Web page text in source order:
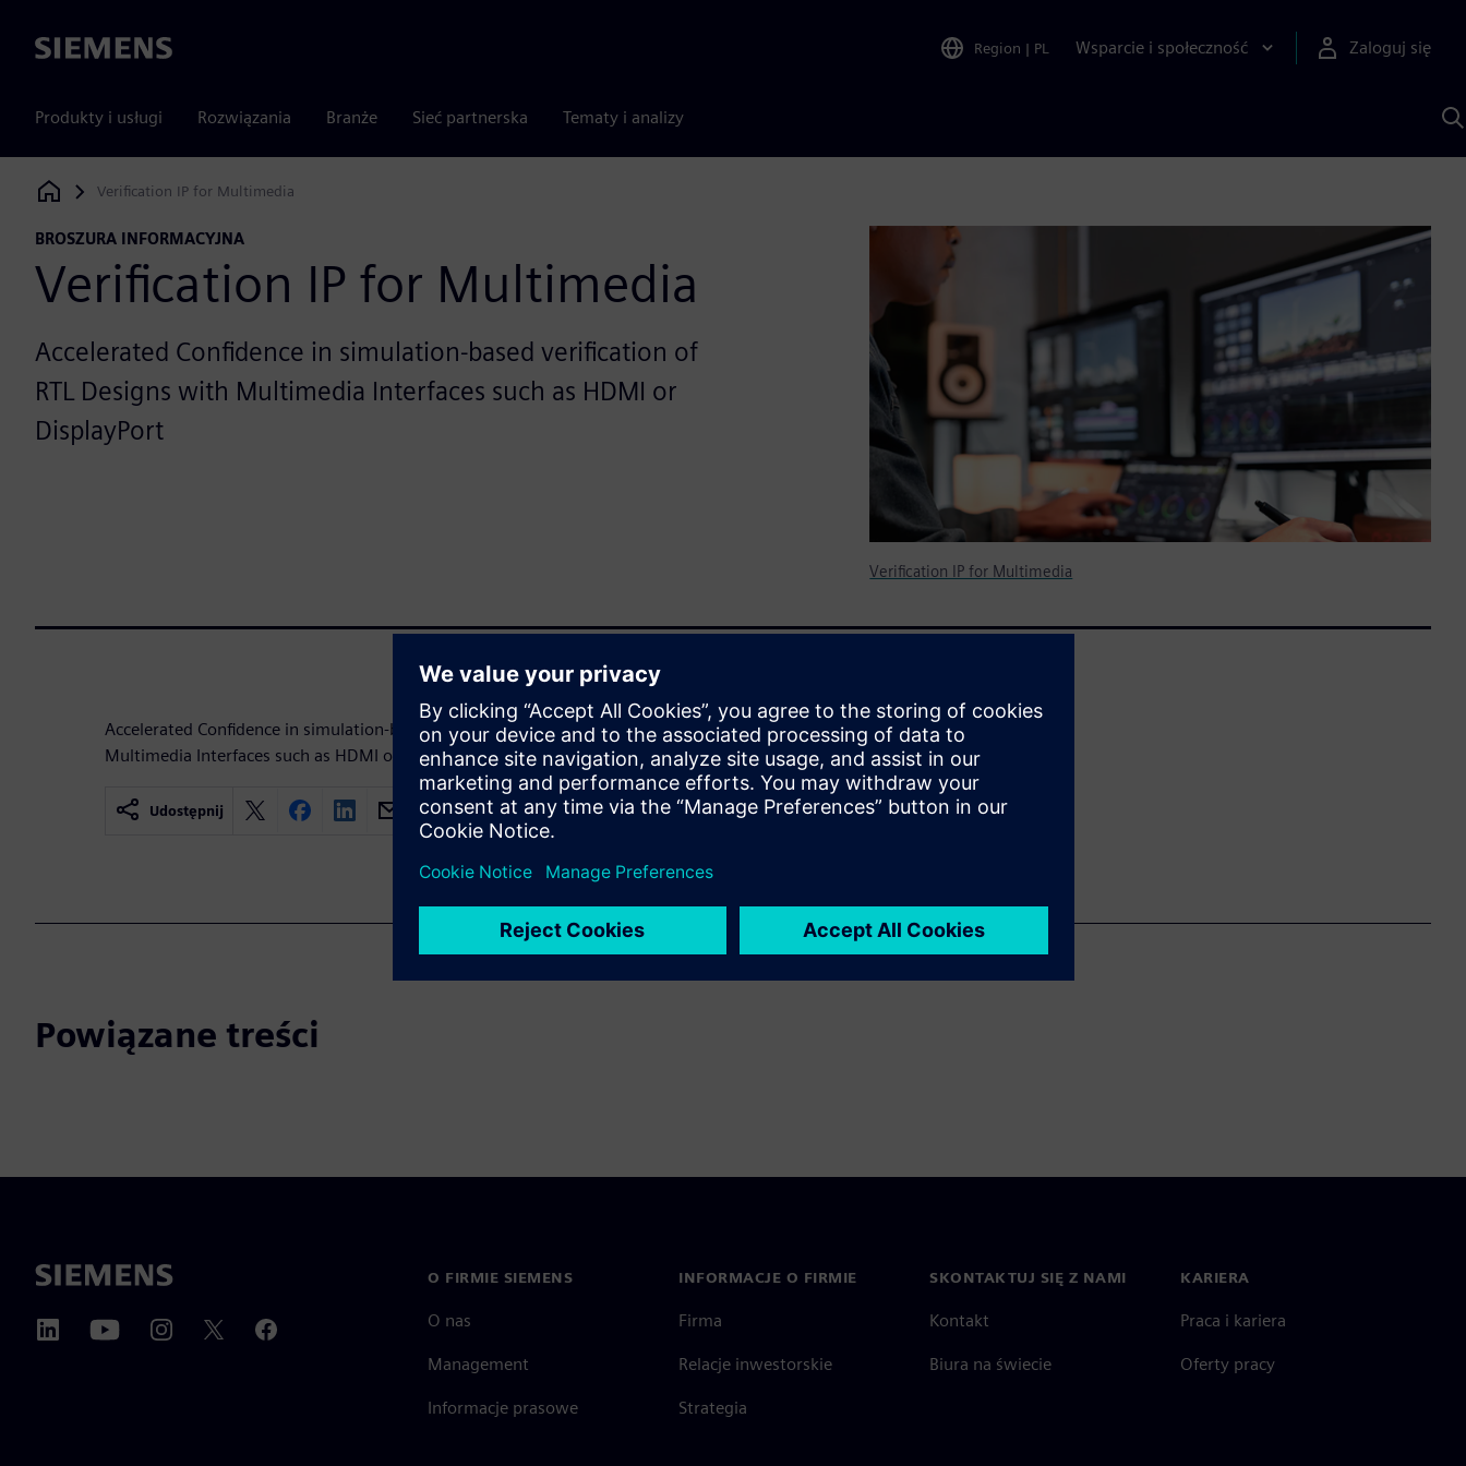
Siemens Region | PL Wsparcie i społeczność Zaloguj się
Produkty i usługi Rozwiązania Branże Sieć partnerska Tematy i analizy
Siemens Digital Industries Software
Verification IP for Multimedia
BROSZURA INFORMACYJNA
Verification IP for Multimedia
Accelerated Confidence in simulation-based verification of
RTL Designs with Multimedia Interfaces such as HDMI or
DisplayPort
Verification IP for Multimedia
Accelerated Confidence in simulation-based verification of RTL Designs with
Multimedia Interfaces such as HDMI or DisplayPort
Udostępnij
Powiązane treści
O FIRMIE SIEMENS
O nas
Management
Informacje prasowe
INFORMACJE O FIRMIE
Firma
Relacje inwestorskie
Strategia
SKONTAKTUJ SIĘ Z NAMI
Kontakt
Biura na świecie
KARIERA
Praca i kariera
Oferty pracy